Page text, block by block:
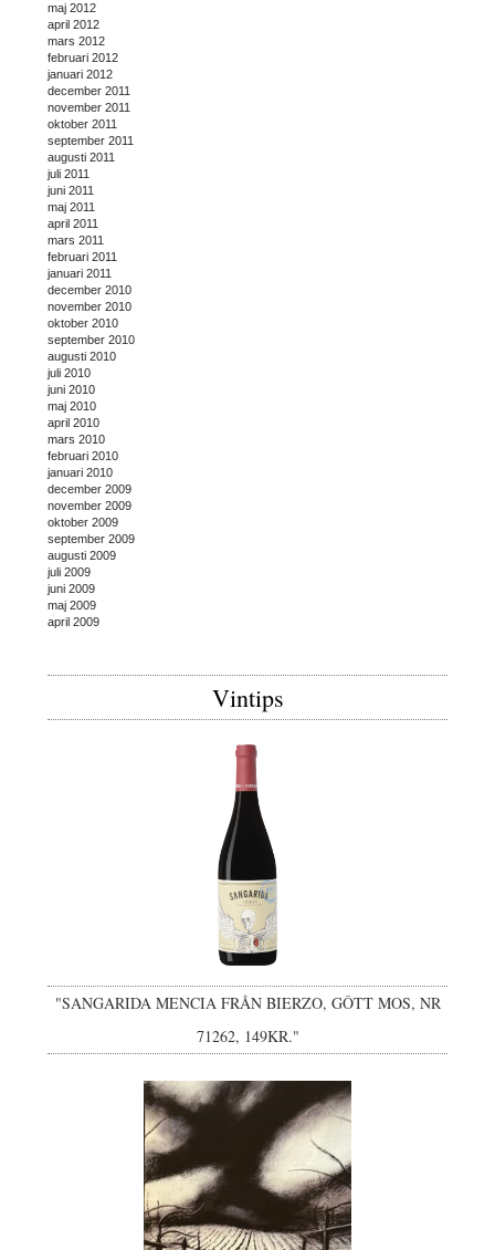
maj 2012
april 2012
mars 2012
februari 2012
januari 2012
december 2011
november 2011
oktober 2011
september 2011
augusti 2011
juli 2011
juni 2011
maj 2011
april 2011
mars 2011
februari 2011
januari 2011
december 2010
november 2010
oktober 2010
september 2010
augusti 2010
juli 2010
juni 2010
maj 2010
april 2010
mars 2010
februari 2010
januari 2010
december 2009
november 2009
oktober 2009
september 2009
augusti 2009
juli 2009
juni 2009
maj 2009
april 2009
Vintips
"SANGARIDA MENCIA FRÅN BIERZO, GÔTT MOS, NR
71262, 149KR."